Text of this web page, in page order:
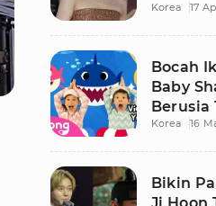
Korea 17
Bocah
Baby
Berusia
Bikin
Korea 16
Bikin